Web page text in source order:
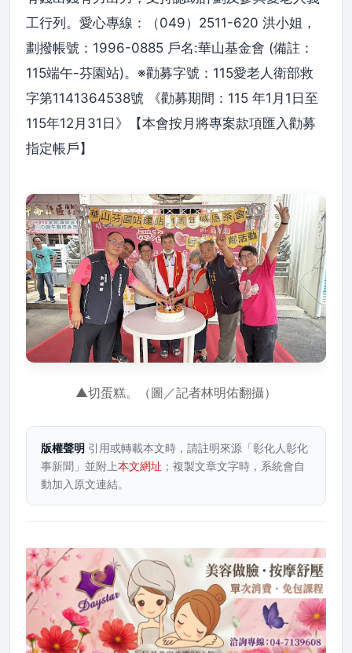
工行列。愛心專線：（049）2511-620 洪小姐，
劃撥帳號：1996-0885 戶名:華山基金會 (備註：
115端午-芬園站)。※勸募字號：115愛老人衛部救
字第1141364538號 《勸募期間：115 年1月1日至
115年12月31日》【本會按月將專案款項匯入勸募
指定帳戶】
▲切蛋糕。（圖／記者林明佑翻攝）
版權聲明 引用或轉載本文時，請註明來源「彰化人彰化
事新聞」並附上本文網址 ；複製文章文字時，系統會自
動加入原文連結。